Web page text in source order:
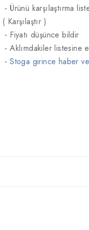
·Ürünü karşılaştırma
( Karşılaştır )
· Fiyatı düşünce bildir
·Aklımdakiler listesine
·Stoga girince haber